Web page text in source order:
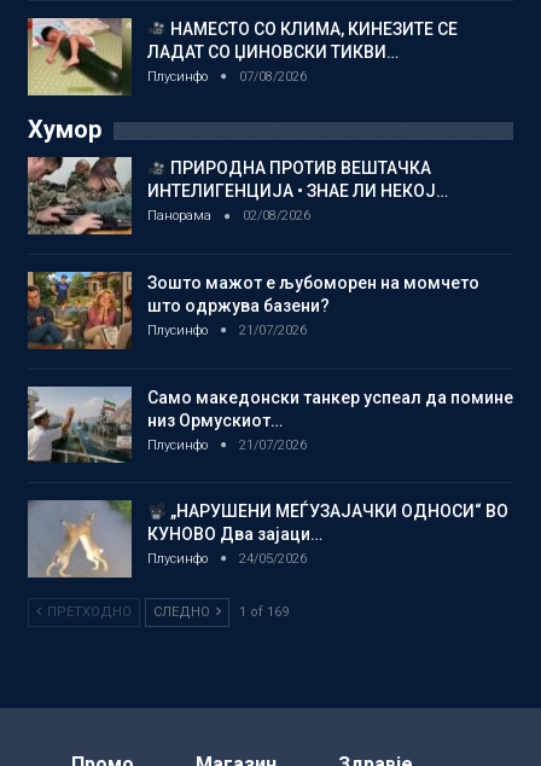
НАМЕСТО СО КЛИМА, КИНЕЗИТЕ СЕ
ЛАДАТ СО ЏИНОВСКИ ТИКВИ…
Плусинфо 07/08/2026
Хумор
ПРИРОДНА ПРОТИВ ВЕШТАЧКА
ИНТЕЛИГЕНЦИЈА • ЗНАЕ ЛИ НЕКОЈ…
Панорама 02/08/2026
Зошто мажот е љубоморен на момчето
што одржува базени?
Плусинфо 21/07/2026
Само македонски танкер успеал да помине
низ Ормускиот…
Плусинфо 21/07/2026
„НАРУШЕНИ МЕЃУЗАЈАЧКИ ОДНОСИ“ ВО
КУНОВО Два зајаци…
Плусинфо 24/05/2026
ПРЕТХОДНО СЛЕДНО 1 of 169